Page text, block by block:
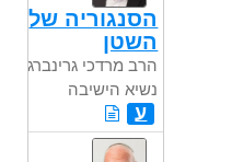
הסנגוריה של
השטן
הרב מרדכי גרינברג
נשיא הישיבה
ע